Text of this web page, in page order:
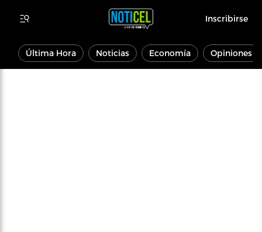
Inscribirse
Última Hora Noticias Economía Opiniones